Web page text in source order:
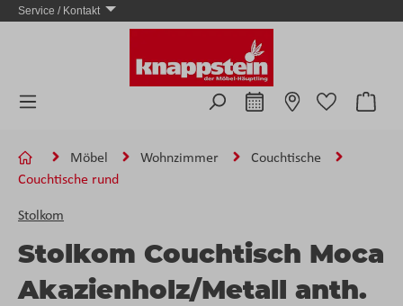
Zum Hauptinhalt springen
Service / Kontakt
Möbel Wohnzimmer
Couchtische
Couchtische rund
Stolkom
Stolkom Couchtisch Moca
Akazienholz/Metall anth.